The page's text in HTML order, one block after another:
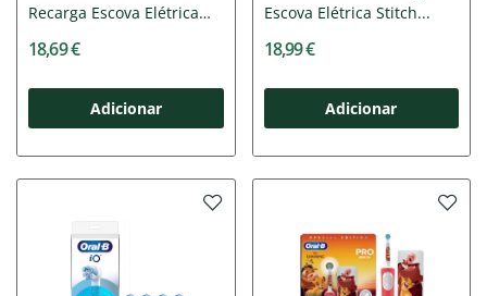
Recarga Escova Elétrica
18,69 €
Adicionar
Escova Elétrica Stitch...
18,99 €
Adicionar